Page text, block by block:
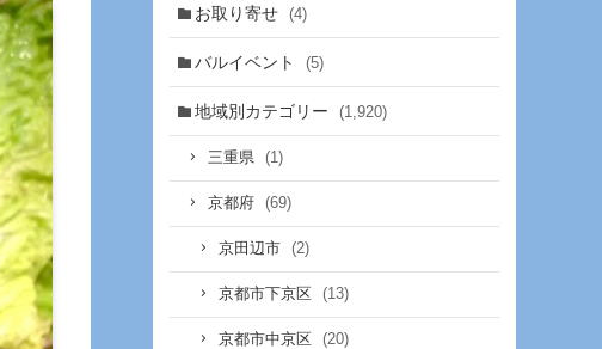
お取り寄せ (4)
バルイベント (5)
地域別カテゴリー (1,920)
三重県 (1)
京都府 (69)
京田辺市 (2)
京都市下京区 (13)
京都市中京区 (20)